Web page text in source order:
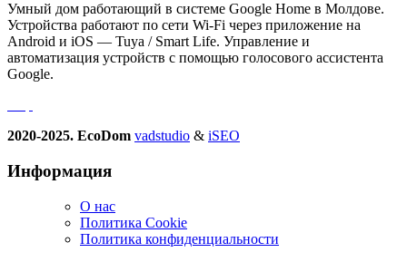
Умный дом работающий в системе Google Home в Молдове.
Устройства работают по сети Wi-Fi через приложение на
Android и iOS — Tuya / Smart Life. Управление и
автоматизация устройств с помощью голосового ассистента
Google.
2020-2025. EcoDom vadstudio & iSEO
Информация
О нас
Политика Сookie
Политика конфиденциальности